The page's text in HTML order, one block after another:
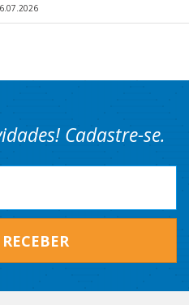
Cadastre-se.